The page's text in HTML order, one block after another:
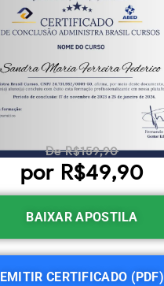
De R$159,90
por R$49,90
BAIXAR APOSTILA
EMITIR CERTIFICADO (PDF)